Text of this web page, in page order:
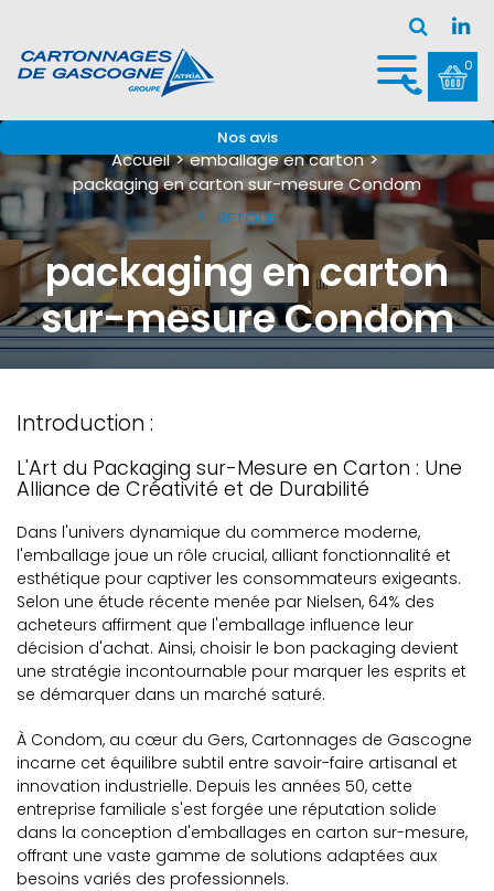
Nos avis
0
Accueil
emballage en carton
packaging en carton sur-mesure Condom
RETOUR
packaging en carton
sur-mesure Condom
Introduction :
L'Art du Packaging sur-Mesure en Carton : Une
Alliance de Créativité et de Durabilité
Dans l'univers dynamique du commerce moderne,
l'emballage joue un rôle crucial, alliant fonctionnalité et
esthétique pour captiver les consommateurs exigeants.
Selon une étude récente menée par Nielsen, 64% des
acheteurs affirment que l'emballage influence leur
décision d'achat. Ainsi, choisir le bon packaging devient
une stratégie incontournable pour marquer les esprits et
se démarquer dans un marché saturé.
À Condom, au cœur du Gers, Cartonnages de Gascogne
incarne cet équilibre subtil entre savoir-faire artisanal et
innovation industrielle. Depuis les années 50, cette
entreprise familiale s'est forgée une réputation solide
dans la conception d'emballages en carton sur-mesure,
offrant une vaste gamme de solutions adaptées aux
besoins variés des professionnels.